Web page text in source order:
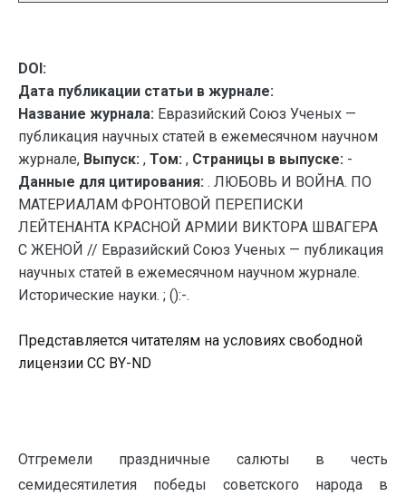
DOI:
Дата публикации статьи в журнале:
Название журнала: Евразийский Союз Ученых —
публикация научных статей в ежемесячном научном
журнале, Выпуск: , Том: , Страницы в выпуске: -
Данные для цитирования: . ЛЮБОВЬ И ВОЙНА. ПО
МАТЕРИАЛАМ ФРОНТОВОЙ ПЕРЕПИСКИ
ЛЕЙТЕНАНТА КРАСНОЙ АРМИИ ВИКТОРА ШВАГЕРА
С ЖЕНОЙ // Евразийский Союз Ученых — публикация
научных статей в ежемесячном научном журнале.
Исторические науки. ; ():-.
Представляется читателям на условиях свободной
лицензии CC BY-ND
Отгремели праздничные салюты в честь
семидесятилетия победы советского народа в